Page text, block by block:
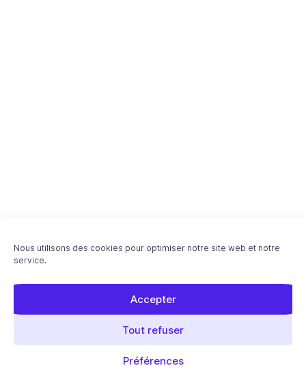
Nous utilisons des cookies pour optimiser notre site web et notre
service.
Accepter
Tout refuser
Préférences